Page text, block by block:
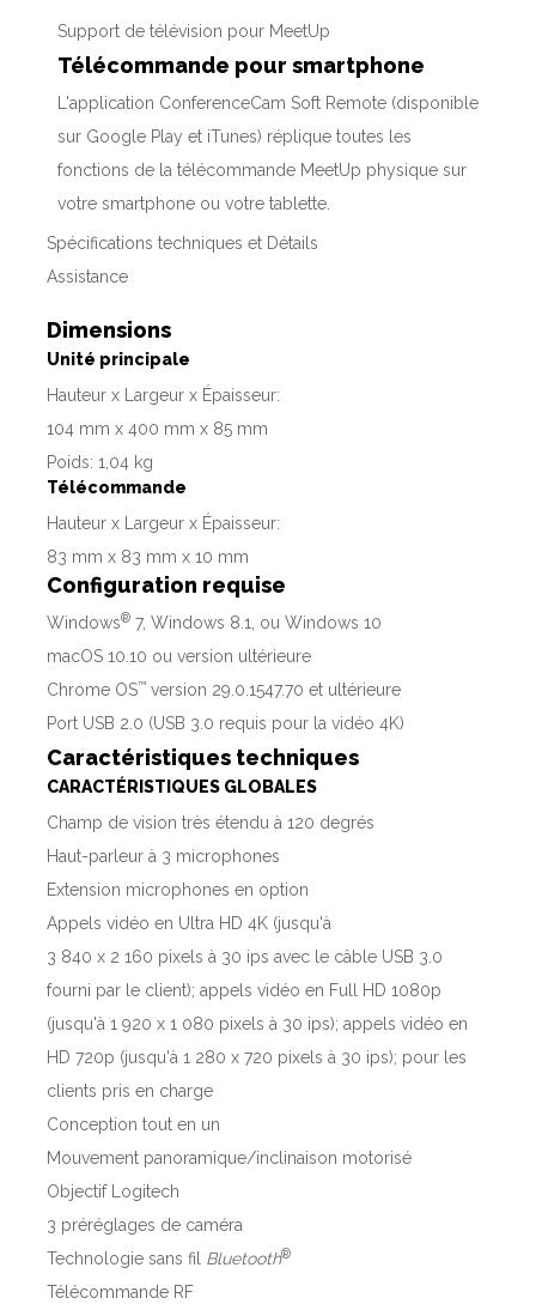
Support de télévision pour MeetUp
Télécommande pour smartphone
L'application ConferenceCam Soft Remote (disponible
sur Google Play et iTunes) réplique toutes les
fonctions de la télécommande MeetUp physique sur
votre smartphone ou votre tablette.
Spécifications techniques et Détails
Assistance
Dimensions
Unité principale
Hauteur x Largeur x Épaisseur:
104 mm x 400 mm x 85 mm
Poids: 1,04 kg
Télécommande
Hauteur x Largeur x Épaisseur:
83 mm x 83 mm x 10 mm
Configuration requise
Windows® 7, Windows 8.1, ou Windows 10
macOS 10.10 ou version ultérieure
Chrome OS™ version 29.0.1547.70 et ultérieure
Port USB 2.0 (USB 3.0 requis pour la vidéo 4K)
Caractéristiques techniques
CARACTÉRISTIQUES GLOBALES
Champ de vision très étendu à 120 degrés
Haut-parleur à 3 microphones
Extension microphones en option
Appels vidéo en Ultra HD 4K (jusqu'à
3 840 x 2 160 pixels à 30 ips avec le câble USB 3.0
fourni par le client); appels vidéo en Full HD 1080p
(jusqu'à 1 920 x 1 080 pixels à 30 ips); appels vidéo en
HD 720p (jusqu'à 1 280 x 720 pixels à 30 ips); pour les
clients pris en charge
Conception tout en un
Mouvement panoramique/inclinaison motorisé
Objectif Logitech
3 préréglages de caméra
Technologie sans fil Bluetooth®
Télécommande RF